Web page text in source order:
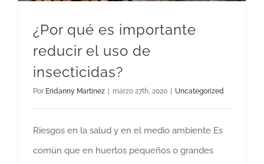
¿Por qué es importante
reducir el uso de
insecticidas?
Por Eridanny Martinez marzo 27th, 2020 Uncategorized
Riesgos en la salud y en el medio ambiente Es
común que en huertos pequeños o grandes